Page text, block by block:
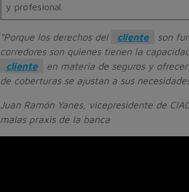
y profesional.
“Porque los derechos del cliente
son
corredores son quienes tienen la
cliente
en materia de seguros y
de coberturas se ajustan a sus
Juan Ramón Yanes, vicepresidente de
malas praxis de la banca